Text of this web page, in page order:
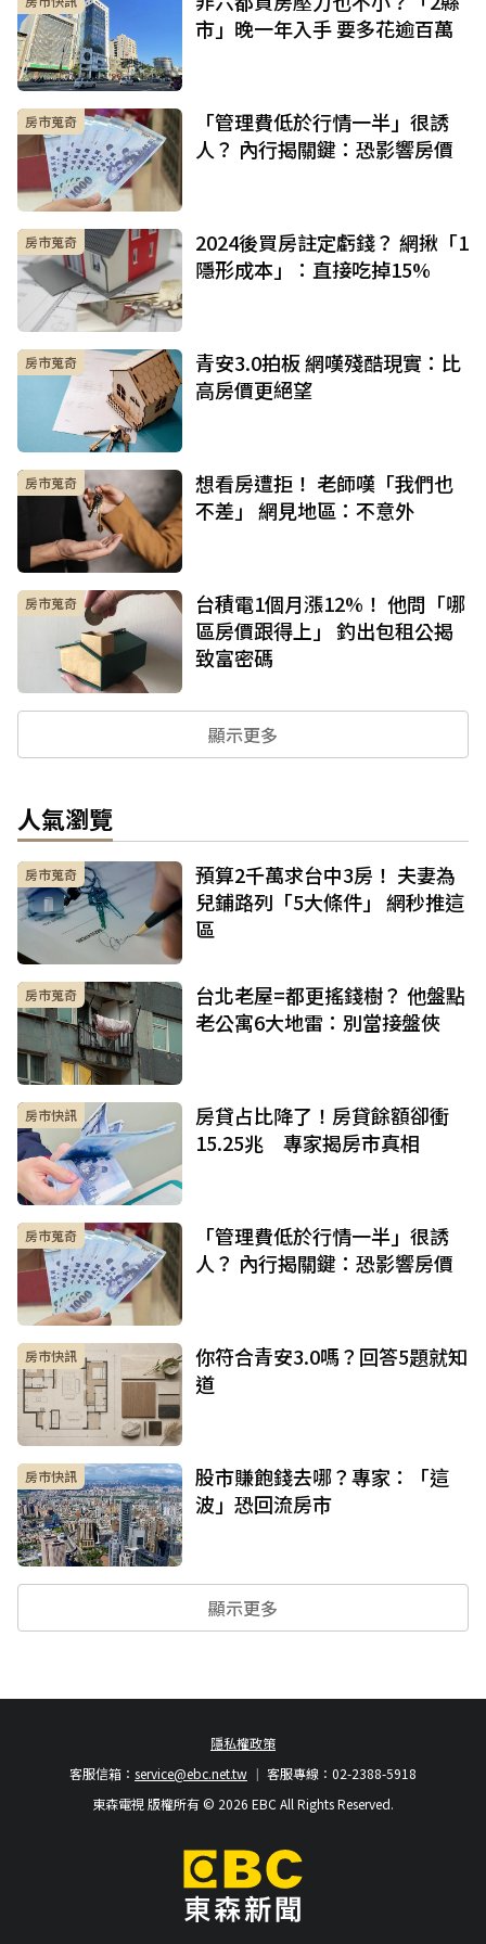
市」晚一年入手 要多花逾百萬
房市蒐奇
「管理費低於行情一半」很誘
人？ 內行揭關鍵：恐影響房價
房市蒐奇
2024後買房註定虧錢？ 網揪「1
隱形成本」：直接吃掉15%
房市蒐奇
青安3.0拍板 網嘆殘酷現實：比
高房價更絕望
房市蒐奇
想看房遭拒！ 老師嘆「我們也
不差」 網見地區：不意外
房市蒐奇
台積電1個月漲12%！ 他問「哪
區房價跟得上」 釣出包租公揭
致富密碼
顯示更多
人氣瀏覽
房市蒐奇
預算2千萬求台中3房！ 夫妻為
兒鋪路列「5大條件」 網秒推這
區
房市蒐奇
台北老屋=都更搖錢樹？ 他盤點
老公寓6大地雷：別當接盤俠
房市快訊
房貸占比降了！房貸餘額卻衝
15.25兆 專家揭房市真相
房市蒐奇
「管理費低於行情一半」很誘
人？ 內行揭關鍵：恐影響房價
房市快訊
你符合青安3.0嗎？回答5題就知
道
房市快訊
股市賺飽錢去哪？專家：「這
波」恐回流房市
顯示更多
隱私權政策
客服專線：02-2388-5918
客服信箱： service@ebc.net.tw
東森電視 版權所有 © 2026 EBC All Rights Reserved.